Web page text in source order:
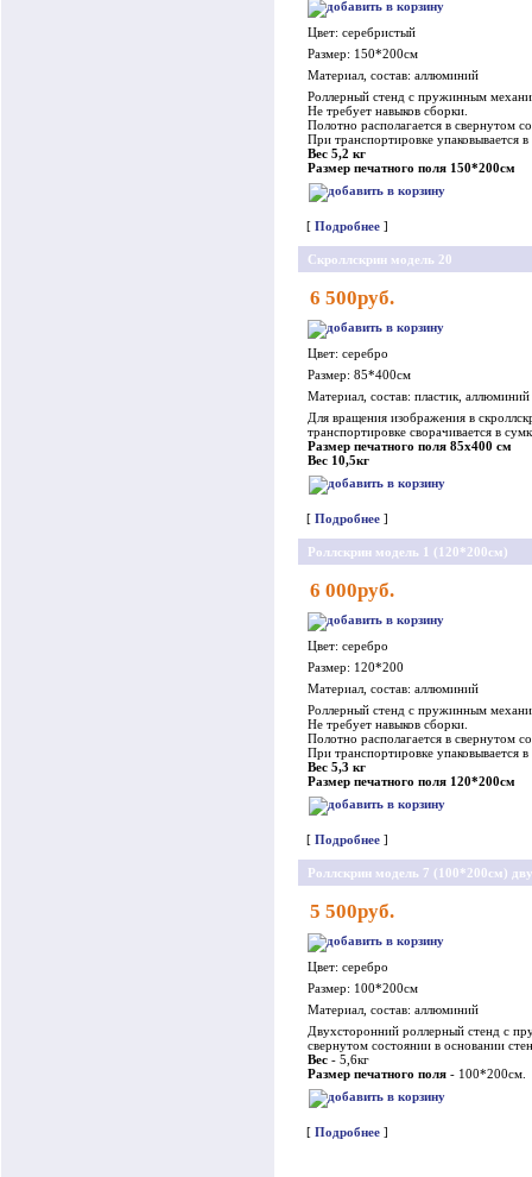
Цвет: серебристый
Размер: 150*200см
Материал, состав: аллюминий
Роллерный стенд с пружинным
Не требует навыков сборки.
Полотно располагается в свернутом
При транспортировке упаковывается
Вес 5,2 кг
Размер печатного поля 150*200см
[ Подробнее ]
Скроллскрин модель 20
6 500руб.
Цвет: серебро
Размер: 85*400см
Материал, состав: пластик, аллюминий
Для вращения изображения в
транспортировке сворачивается в
Размер печатного поля 85х400 см
Вес 10,5кг
[ Подробнее ]
Роллскрин модель 1 (120*200см)
6 000руб.
Цвет: серебро
Размер: 120*200
Материал, состав: аллюминий
Роллерный стенд с пружинным
Не требует навыков сборки.
Полотно располагается в свернутом
При транспортировке упаковывается
Вес 5,3 кг
Размер печатного поля 120*200см
[ Подробнее ]
Роллскрин модель 7 (100*200см)
5 500руб.
Цвет: серебро
Размер: 100*200см
Материал, состав: аллюминий
Двухсторонний роллерный стенд с
свернутом состоянии в основании
Вес - 5,6кг
Размер печатного поля - 100*200см.
[ Подробнее ]